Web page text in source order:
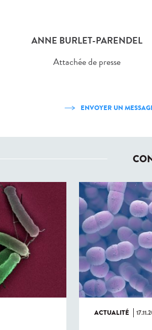
ANNE BURLET-PARENDEL
Attachée de presse
ENVOYER UN
ACTUALITÉ